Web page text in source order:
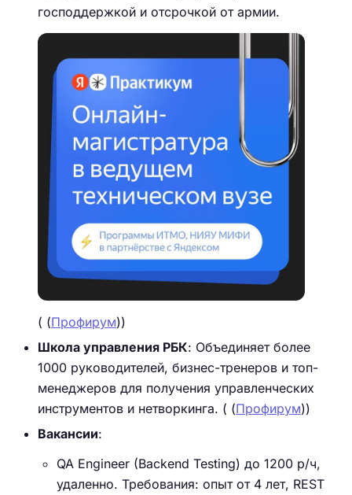
господдержкой и отсрочкой от армии.
( (Профирум))
Школа управления РБК: Объединяет более
1000 руководителей, бизнес-тренеров и топ-
менеджеров для получения управленческих
инструментов и нетворкинга. ( (Профирум))
Вакансии:
QA Engineer (Backend Testing) до 1200 р/ч,
удаленно. Требования: опыт от 4 лет, REST